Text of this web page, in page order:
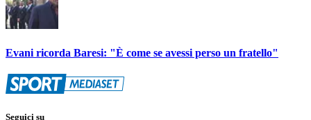
Evani ricorda Baresi: "È come se avessi perso un fratello"
Seguici su